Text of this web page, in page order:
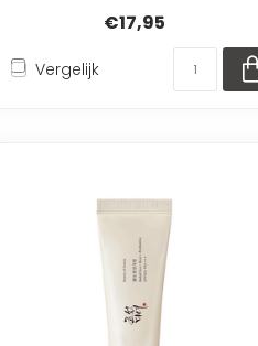
€17,95
Vergelijk